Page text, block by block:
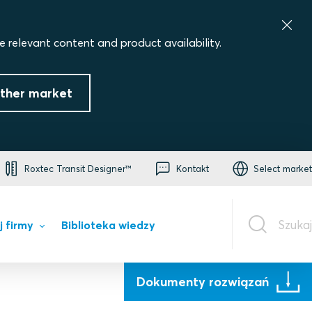
relevant content and product availability.
market
Roxtec Transit Designer™ Kontakt Select market
firmy Biblioteka wiedzy Szukaj
Dokumenty rozwiązań